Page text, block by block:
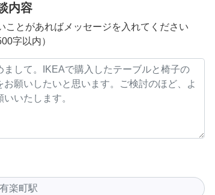
内容
ことがあればメッセージを入れてください
字以内）